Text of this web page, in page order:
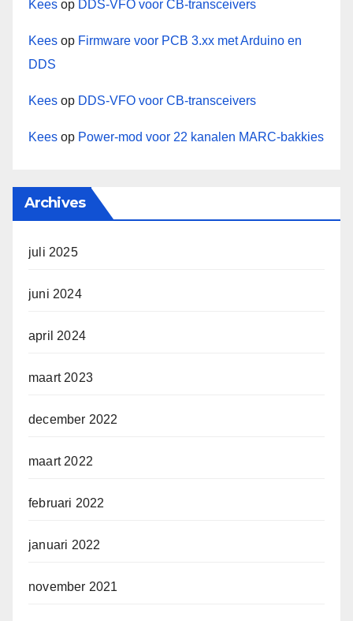
Kees op DDS-VFO voor CB-transceivers
Kees op Firmware voor PCB 3.xx met Arduino en
DDS
Kees op DDS-VFO voor CB-transceivers
Kees op Power-mod voor 22 kanalen MARC-bakkies
Archives
juli 2025
juni 2024
april 2024
maart 2023
december 2022
maart 2022
februari 2022
januari 2022
november 2021